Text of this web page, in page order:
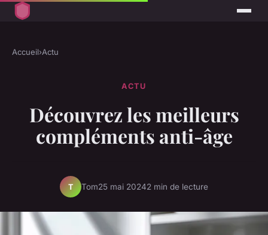
Accueil›Actu
ACTU
Découvrez les meilleurs
compléments anti-âge
T Tom25 mai 20242 min de lecture